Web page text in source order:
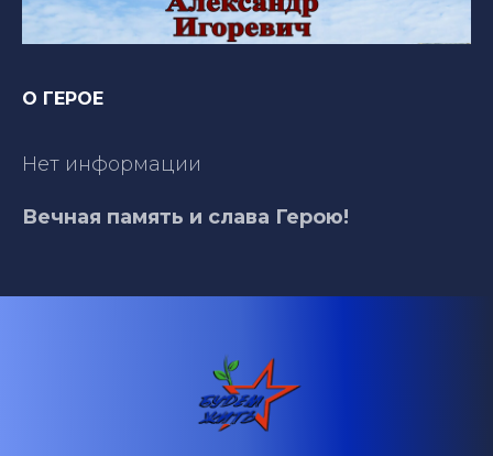
О ГЕРОЕ
Нет информации
Вечная память и слава Герою!